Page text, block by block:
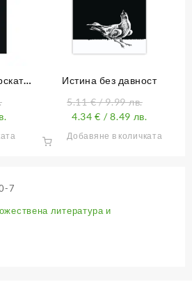
Истина без давност
5.11€/ 9.99 лв.
4.34€ / 8.49 лв.
Добавяне в количката
7
литература и